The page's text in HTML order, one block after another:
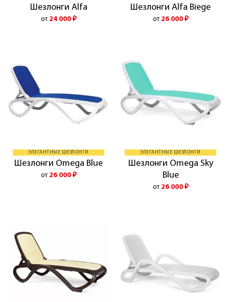
Шезлонги Alfa
от 24 000 ₽
Шезлонги Alfa Biege
от 26 000 ₽
ЭЛЕГАНТНЫЕ ШЕЗЛОНГИ
Шезлонги Omega Blue
от 26 000 ₽
ЭЛЕГАНТНЫЕ ШЕЗЛОНГИ
Шезлонги Omega Sky
Blue
от 26 000 ₽